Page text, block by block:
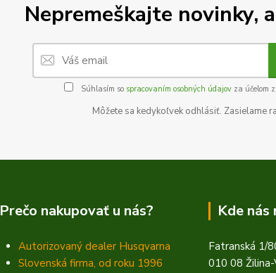
Nepremeškajte novinky,
Súhlasím so spracovaním osobných údajovza účelom
Môžete sa kedykoľvek odhlásiť. Zasielame
Prečo nakupovať u nás?
Autorizovaný dealer Husqvarna
Slovenská firma, od roku 1996
Kde nás
Fatranská 1/
010 08 Žilina-